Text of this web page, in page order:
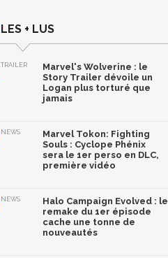
LES + LUS
TRAILER
Marvel's Wolverine : le
Story Trailer dévoile un
Logan plus torturé que
jamais
NEWS
Marvel Tokon: Fighting
Souls : Cyclope Phénix
sera le 1er perso en DLC,
première vidéo
NEWS
Halo Campaign Evolved : le
remake du 1er épisode
cache une tonne de
nouveautés